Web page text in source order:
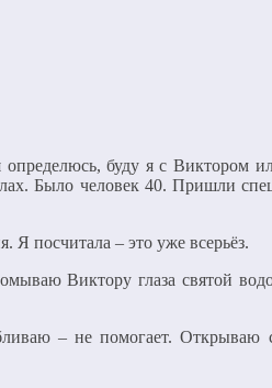
буду я с Виктором
Было человек 40. Пришли
Я посчитала – это уже всерьёз.
Виктору глаза святой
– не помогает.